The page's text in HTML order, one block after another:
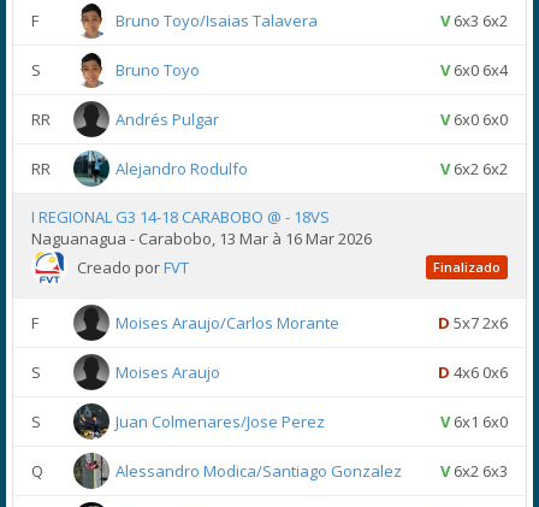
F Bruno Toyo/Isaias Talavera V6x3 6x2
S Bruno Toyo V6x0 6x4
RR Andrés Pulgar V6x0 6x0
RR Alejandro Rodulfo V6x2 6x2
I REGIONAL G3 14-18 CARABOBO @ - 18VS
Naguanagua - Carabobo, 13 Mar à 16 Mar 2026
Creado porFVT Finalizado
F Moises Araujo/Carlos Morante D 5x7 2x6
S Moises Araujo D 4x6 0x6
S Juan Colmenares/Jose Perez V6x1 6x0
Q Alessandro Modica/Santiago Gonzalez V6x2 6x3